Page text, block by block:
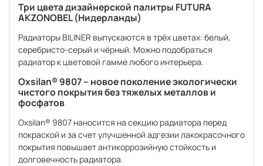
Три цвета дизайнерской палитры FUTURA
AKZONOBEL (Нидерланды)
Радиаторы BILINER выпускаются в трёх цветах: белый,
серебристо-серый и чёрный. Можно подобраться
радиатор к цветовой гамме любого интерьера.
Oxsilan® 9807 – новое поколение экологически
чистого покрытия без тяжелых металлов и
фосфатов
Oxsilan® 9807 наносится на секцию радиатора перед
покраской и за счет улучшенной адгезии лакокрасочного
покрытия повышает антикоррозийную стойкость и
долговечность радиатора.